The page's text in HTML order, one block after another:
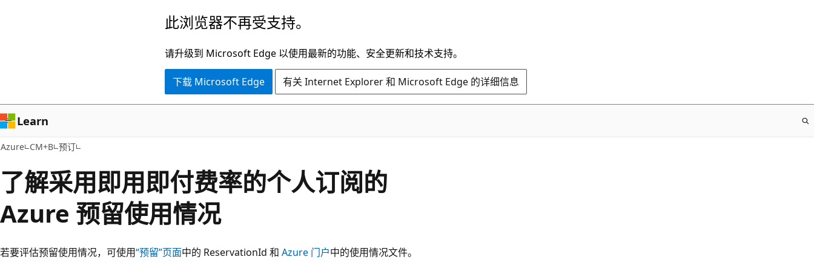
容
此浏览器不再受支持。
请升级到 Microsoft Edge 以使用最新的功能、安全更新和技术支持。
下载 Microsoft Edge 有关 Internet Explorer 和 Microsoft Edge 的详细信息
Learn
Azure CM+B 预订
了解采用即用即付费率的个人订阅的
Azure 预留使用情况
若要评估预留使用情况，可使用“预留”页面中的 ReservationId 和 Azure 门户中的使用情况文件。